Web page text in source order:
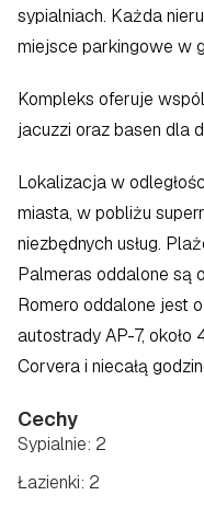
sypialniach. Każda
miejsce parkingowe w
Kompleks oferuje
jacuzzi oraz basen dla
Lokalizacja w
miasta, w pobliżu
niezbędnych usług.
Palmeras oddalone są
Romero oddalone jest
autostrady AP-7,
Corvera i niecałą
Cechy
Łazienki: 2
Sypialnie: 2